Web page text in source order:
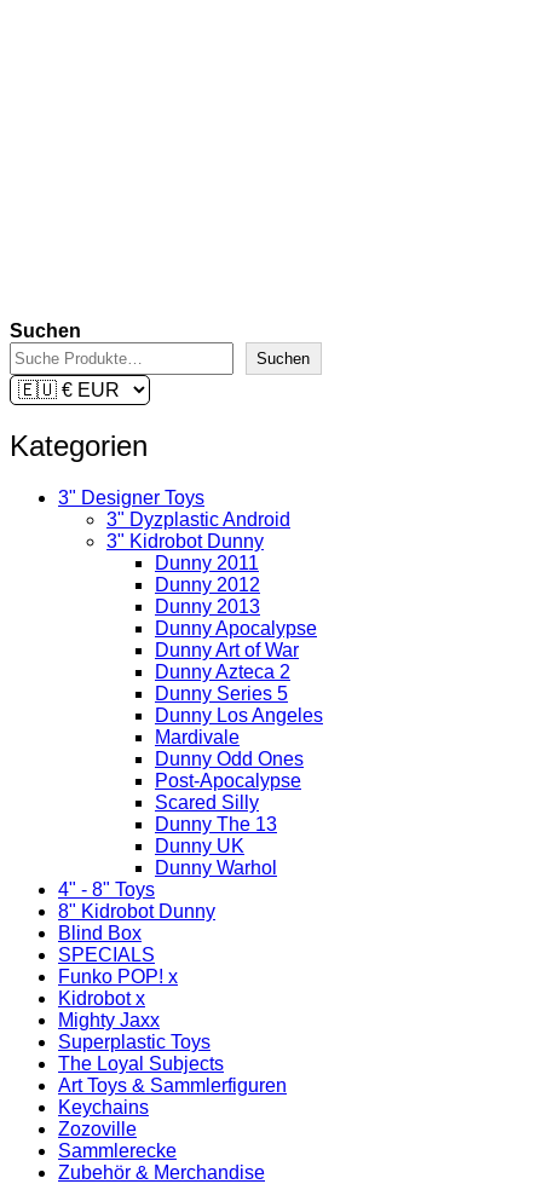
Suchen
Suchen
Kategorien
3" Designer Toys
3" Dyzplastic Android
3" Kidrobot Dunny
Dunny 2011
Dunny 2012
Dunny 2013
Dunny Apocalypse
Dunny Art of War
Dunny Azteca 2
Dunny Series 5
Dunny Los Angeles
Mardivale
Dunny Odd Ones
Post-Apocalypse
Scared Silly
Dunny The 13
Dunny UK
Dunny Warhol
4" - 8" Toys
8" Kidrobot Dunny
Blind Box
SPECIALS
Funko POP! x
Kidrobot x
Mighty Jaxx
Superplastic Toys
The Loyal Subjects
Art Toys & Sammlerfiguren
Keychains
Zozoville
Sammlerecke
Zubehör & Merchandise